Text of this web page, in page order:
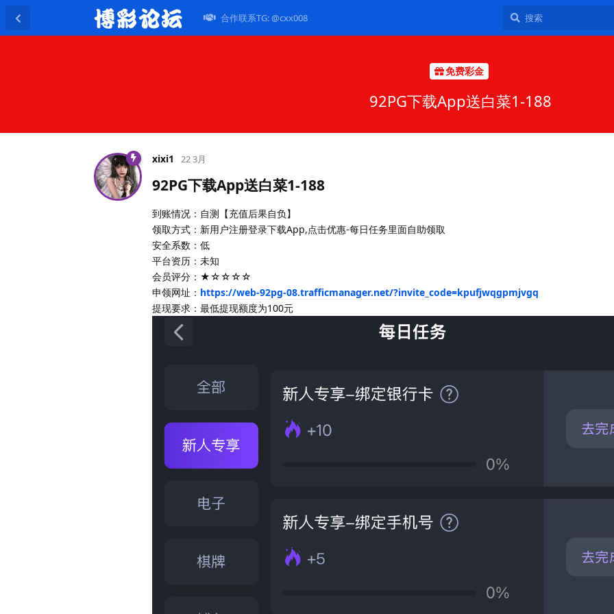
合作联系TG: @cxx008
免费彩金
92PG下载App送白菜1-188
xixi1 22 3月
92PG下载App送白菜1-188
到账情况：自测【充值后果自负】
领取方式：新用户注册登录下载App,点击优惠-每日任务里面自助领取
安全系数：低
平台资历：未知
会员评分：★☆☆☆☆
申领网址： https://web-92pg-08.trafficmanager.net/?invite_code=kpufjwqgpmjvgq
提现要求：最低提现额度为100元